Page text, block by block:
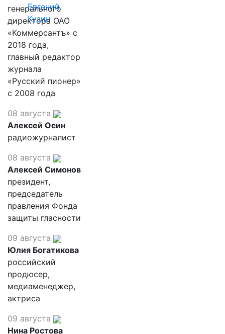
Евгений
Кузин
генерального
директора ОАО
«Коммерсантъ» с
2018 года,
главный редактор
журнала
«Русский пионер»
с 2008 года
08 августа
Алексей Осин
радиожурналист
08 августа
Алексей Симонов
президент,
председатель
правления Фонда
защиты гласности
09 августа
Юлия Богатикова
российский
продюсер,
медиаменеджер,
актриса
09 августа
Нина Ростова